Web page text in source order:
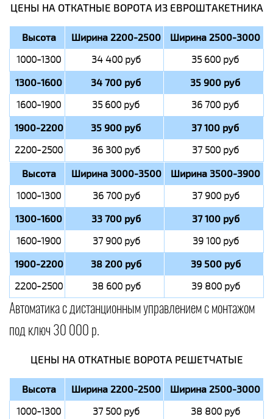
ЦЕНЫ НА ОТКАТНЫЕ ВОРОТА ИЗ ЕВРОШТАКЕТНИКА
Высота Ширина 2200-2500 Ширина 2500-3000
1000-1300 34 400 руб 35 600 руб
1300-1600 34 700 руб 35 900 руб
1600-1900 35 600 руб 36 700 руб
1900-2200 35 900 руб 37 100 руб
2200-2500 36 300 руб 37 500 руб
Высота Ширина 3000-3500 Ширина 3500-3900
1000-1300 36 700 руб 37 900 руб
1300-1600 33 700 руб 37 100 руб
1600-1900 37 900 руб 39 100 руб
1900-2200 38 200 руб 39 500 руб
2200-2500 38 600 руб 39 800 руб
Автоматика с дистанционным управлением с монтажом
под ключ 30 000 р.
ЦЕНЫ НА ОТКАТНЫЕ ВОРОТА РЕШЕТЧАТЫЕ
Высота Ширина 2200-2500 Ширина 2500-3000
1000-1300 37 500 руб 38 800 руб